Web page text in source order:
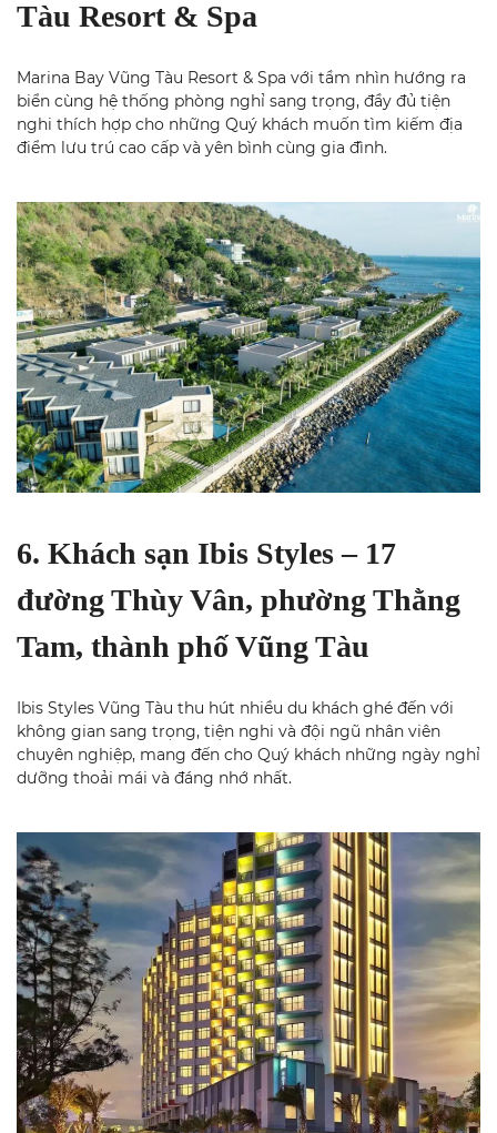
Tàu Resort & Spa
Marina Bay Vũng Tàu Resort & Spa với tầm nhìn hướng ra
biển cùng hệ thống phòng nghỉ sang trọng, đầy đủ tiện
nghi thích hợp cho những Quý khách muốn tìm kiếm địa
điểm lưu trú cao cấp và yên bình cùng gia đình.
6. Khách sạn Ibis Styles – 17
đường Thùy Vân, phường Thằng
Tam, thành phố Vũng Tàu
Ibis Styles Vũng Tàu thu hút nhiều du khách ghé đến với
không gian sang trọng, tiện nghi và đội ngũ nhân viên
chuyên nghiệp, mang đến cho Quý khách những ngày nghỉ
dưỡng thoải mái và đáng nhớ nhất.